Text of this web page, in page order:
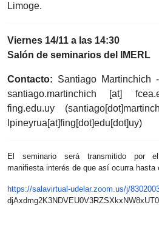
Limoge.
Viernes 14/11 a las 14:30
Salón de seminarios del IMERL
Contacto: Santiago
santiago.martinchich [at]
fing.edu.uy
lpineyrua[at]fing[dot]edu[dot]uy)
El seminario será transmitido por
manifiesta interés de que así ocurra hasta
https://salavirtual-udelar.zoom.us/j/
djAxdmg2K3NDVEU0V3RZSXkxNW8xUT